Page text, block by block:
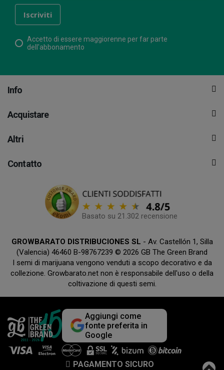
Accetto di essere maggiorenne per far parte
dell'abbonamento
Info
Acquistare
Altri
Contatto
Basato su 21.302 recensione
GROWBARATO DISTRIBUCIONES SL - Av. Castellón 1, Silla
(Valencia) 46460 B-98767239 © 2026 GB The Green Brand
I semi di marijuana vengono venduti a scopo decorativo e da
collezione. Growbarato.net non è responsabile dell'uso o della
coltivazione di questi semi.
Aggiungi come
fonte preferita in
Google
PAGAMENTO SICURO